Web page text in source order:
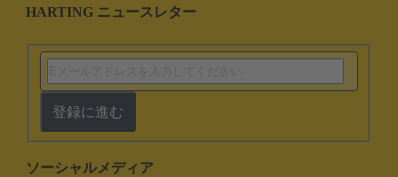
HARTING ニュースレター
登録に進む
ソーシャルメディア